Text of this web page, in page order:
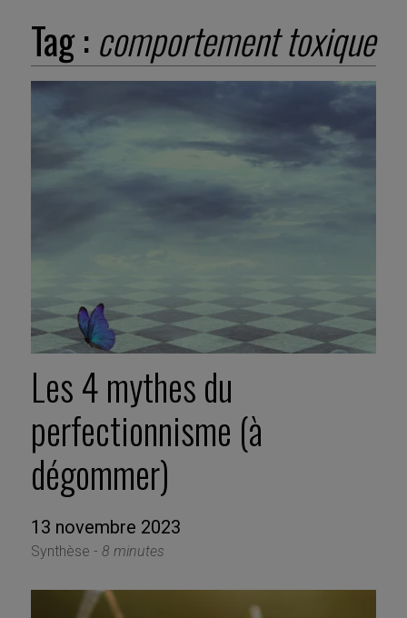
Tag : comportement toxique
Les 4 mythes du
perfectionnisme (à
dégommer)
13 novembre 2023
Synthèse - 8 minutes